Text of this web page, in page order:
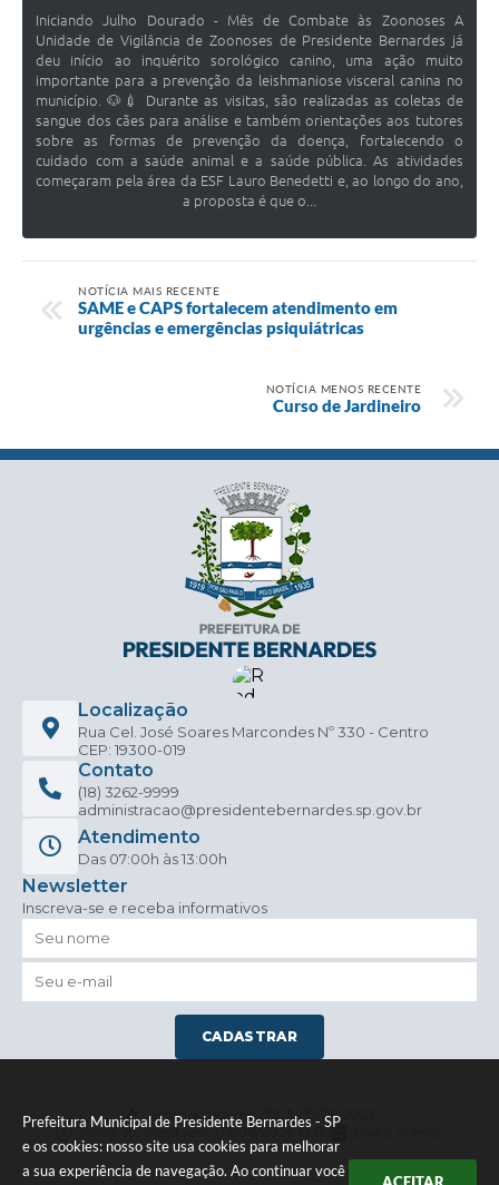
Prefeitura Municipal de Presidente Bernardes - SP
e os cookies: nosso site usa cookies para melhorar
a sua experiência de navegação. Ao continuar você
Iniciando Julho Dourado - Mês de Combate às Zoonoses A
Unidade de Vigilância de Zoonoses de Presidente Bernardes já
deu início ao inquérito sorológico canino, uma ação muito
importante para a prevenção da leishmaniose visceral canina no
município. 🐶💉 Durante as visitas, são realizadas as coletas de
sangue dos cães para análise e também orientações aos tutores
sobre as formas de prevenção da doença, fortalecendo o
cuidado com a saúde animal e a saúde pública. As atividades
começaram pela área da ESF Lauro Benedetti e, ao longo do ano,
a proposta é que o...
NOTÍCIA MAIS RECENTE
SAME e CAPS fortalecem atendimento em
urgências e emergências psiquiátricas
NOTÍCIA MENOS RECENTE
Curso de Jardineiro
Localização
Rua Cel. José Soares Marcondes Nº 330 - Centro
CEP: 19300-019
Contato
(18) 3262-9999
administracao@presidentebernardes.sp.gov.br
Atendimento
Das 07:00h às 13:00h
Newsletter
Inscreva-se e receba informativos
CADASTRAR
Versão do Sistema:
3.5.3 - 19/06/2026
Portal atualizado em:07/08/2026 10:03